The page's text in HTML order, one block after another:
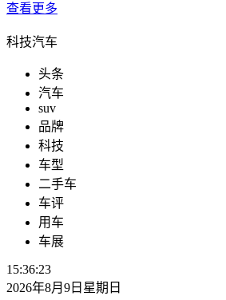
查看更多
科技汽车
头条
汽车
suv
品牌
科技
车型
二手车
车评
用车
车展
15:36:23
2026年8月9日星期日